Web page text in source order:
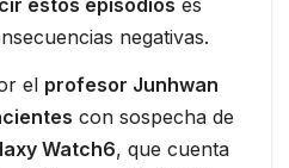
estos episodios es
negativas.
el profesor Junhwan
con sospecha de
Watch6, que cuenta